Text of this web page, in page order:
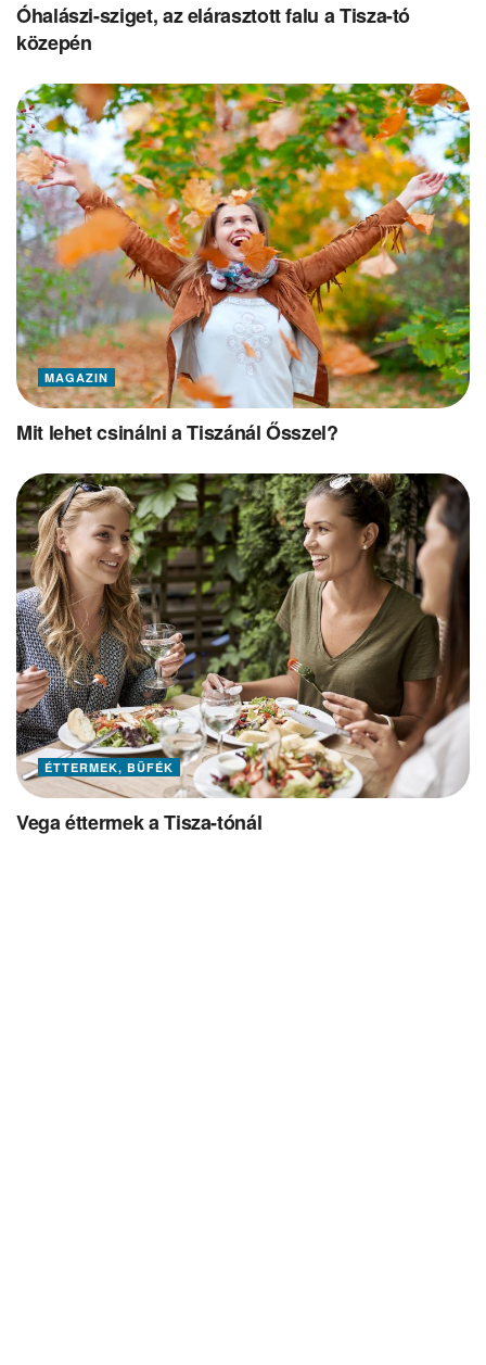
Óhalászi-sziget, az elárasztott falu a Tisza-tó
közepén
MAGAZIN
Mit lehet csinálni a Tiszánál Ősszel?
ÉTTERMEK, BÜFÉK
Vega éttermek a Tisza-tónál